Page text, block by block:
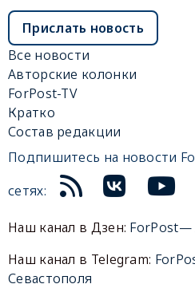
Прислать новость
Все новости
Авторские колонки
ForPost-TV
Кратко
Состав редакции
Подпишитесь на новости
сетях:
Наш канал в Дзен:
Наш канал в Telegram:
Севастополя